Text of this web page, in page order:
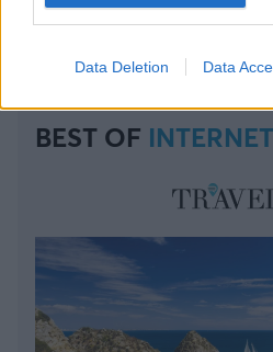
Data Deletion Data
BEST OF INTERNET